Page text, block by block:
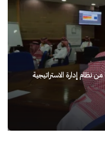
نظام إدارة الاستراتيجية